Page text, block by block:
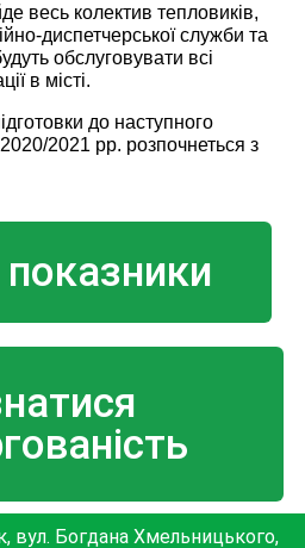
весь колектив тепловиків,
диспетчерської служби та
обслуговувати всі
в місті.
до наступного
2021 рр. розпочнеться з
вул. Богдана Хмельницького,